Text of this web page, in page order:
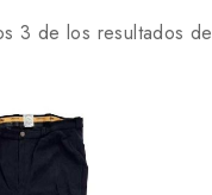
3 de los resultados de